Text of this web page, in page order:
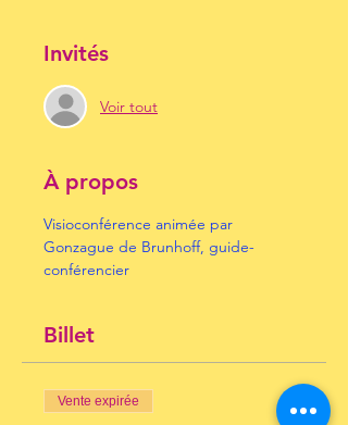
Invités
Voir tout
À propos
Visioconférence animée par
Gonzague de Brunhoff, guide-
conférencier
Billet
Vente expirée